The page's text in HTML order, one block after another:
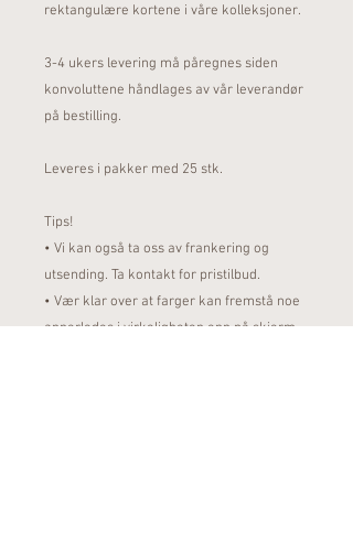
rektangulære kortene i våre kolleksjoner.
3-4 ukers levering må påregnes siden
konvoluttene håndlages av vår leverandør
på bestilling.
Leveres i pakker med 25 stk.
Tips!
• Vi kan også ta oss av frankering og
utsending. Ta kontakt for pristilbud.
• Vær klar over at farger kan fremstå noe
annerledes i virkeligheten enn på skjerm